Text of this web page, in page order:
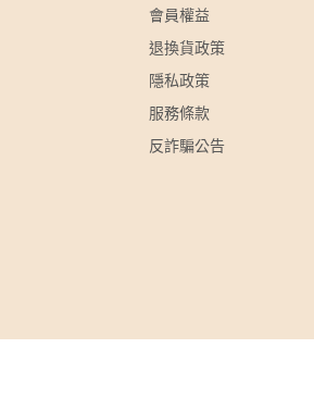
會員權益
退換貨政策
隱私政策
服務條款
反詐騙公告